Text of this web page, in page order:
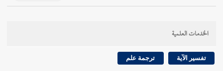
الخدمات العلمية
تفسير الآية ترجمة علم